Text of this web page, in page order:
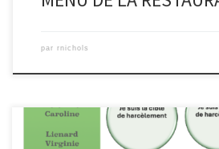
par rnichols